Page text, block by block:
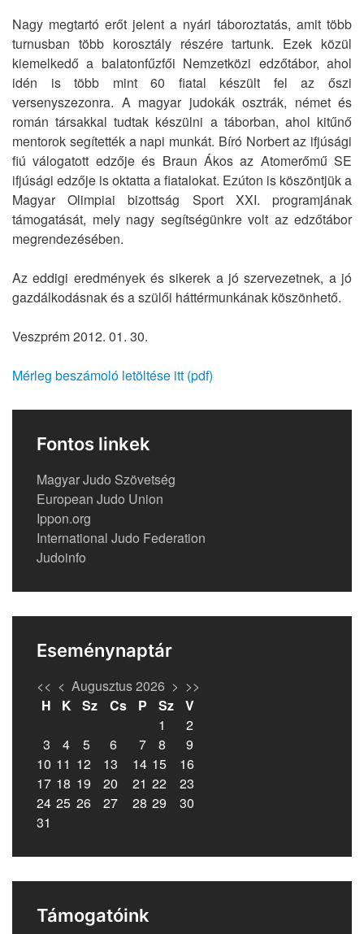
Nagy megtartó erőt jelent a nyári táboroztatás, amit több
turnusban több korosztály részére tartunk. Ezek közül
kiemelkedő a balatonfűzfői Nemzetközi edzőtábor, ahol
idén is több mint 60 fiatal készült fel az őszi
versenyszezonra. A magyar judokák osztrák, német és
román társakkal tudtak készülni a táborban, ahol kitűnő
mentorok segítették a napi munkát. Bíró Norbert az ifjúsági
fiú válogatott edzője és Braun Ákos az Atomerőmű SE
ifjúsági edzője is oktatta a fiatalokat. Ezúton is köszöntjük a
Magyar Olimpiai bizottság Sport XXI. programjának
támogatását, mely nagy segítségünkre volt az edzőtábor
megrendezésében.
Az eddigi eredmények és sikerek a jó szervezetnek, a jó
gazdálkodásnak és a szülői háttérmunkának köszönhető.
Veszprém 2012. 01. 30.
Mérleg beszámoló letöltése itt (pdf)
Fontos linkek
Magyar Judo Szövetség
European Judo Union
Ippon.org
International Judo Federation
Judoinfo
Eseménynaptár
<< < Augusztus 2026 > >>
H
K Sz Cs P Sz
V
1
2
3
4 5 6 7 8
9
10 11 12 13 14 15
16
17 18 19 20 21 22
23
24 25 26 27 28 29
30
31
Támogatóink